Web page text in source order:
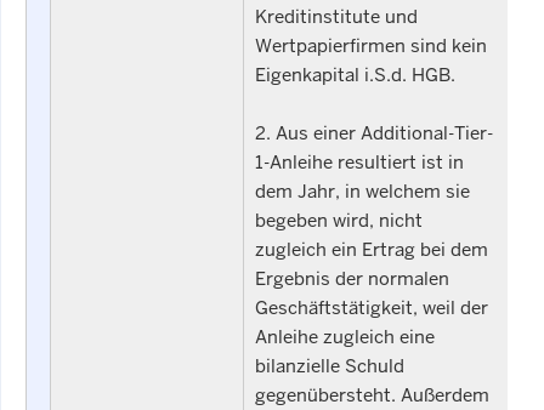
Kreditinstitute und
Wertpapierfirmen sind kein
Eigenkapital i.S.d. HGB.
2. Aus einer Additional-Tier-
1-Anleihe resultiert ist in
dem Jahr, in welchem sie
begeben wird, nicht
zugleich ein Ertrag bei dem
Ergebnis der normalen
Geschäftstätigkeit, weil der
Anleihe zugleich eine
bilanzielle Schuld
gegenübersteht. Außerdem